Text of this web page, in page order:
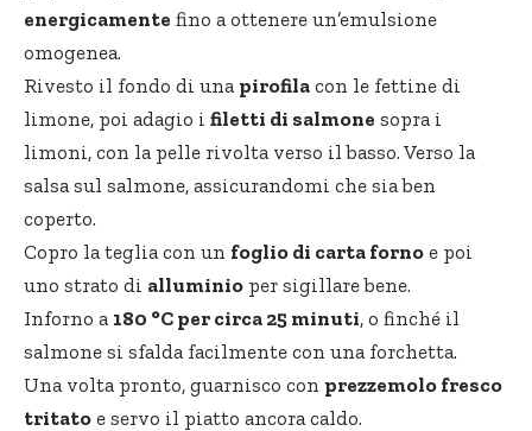
energicamente fino a ottenere un’emulsione
omogenea.
Rivesto il fondo di una pirofila con le fettine di
limone, poi adagio i filetti di salmone sopra i
limoni, con la pelle rivolta verso il basso. Verso la
salsa sul salmone, assicurandomi che sia ben
coperto.
Copro la teglia con un foglio di carta forno e poi
uno strato di alluminio per sigillare bene.
Inforno a 180 °C per circa 25 minuti, o finché il
salmone si sfalda facilmente con una forchetta.
Una volta pronto, guarnisco con prezzemolo fresco
tritato e servo il piatto ancora caldo.